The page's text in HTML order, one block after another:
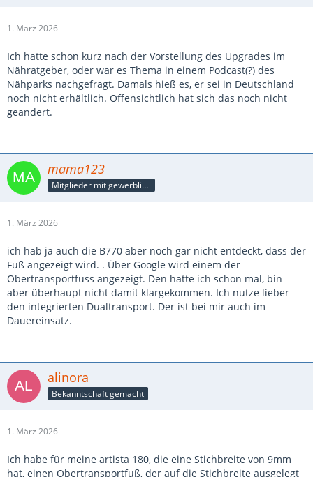
1. März 2026
Ich hatte schon kurz nach der Vorstellung des Upgrades im
Nähratgeber, oder war es Thema in einem Podcast(?) des
Nähparks nachgefragt. Damals hieß es, er sei in Deutschland
noch nicht erhältlich. Offensichtlich hat sich das noch nicht
geändert.
mama123
Mitglieder mit gewerblicher Verbindung, auch als Mitarbeiter/in
1. März 2026
ich hab ja auch die B770 aber noch gar nicht entdeckt, dass der
Fuß angezeigt wird. . Über Google wird einem der
Obertransportfuss angezeigt. Den hatte ich schon mal, bin
aber überhaupt nicht damit klargekommen. Ich nutze lieber
den integrierten Dualtransport. Der ist bei mir auch im
Dauereinsatz.
alinora
Bekanntschaft gemacht
1. März 2026
Ich habe für meine artista 180, die eine Stichbreite von 9mm
hat, einen Obertransportfuß, der auf die Stichbreite ausgelegt